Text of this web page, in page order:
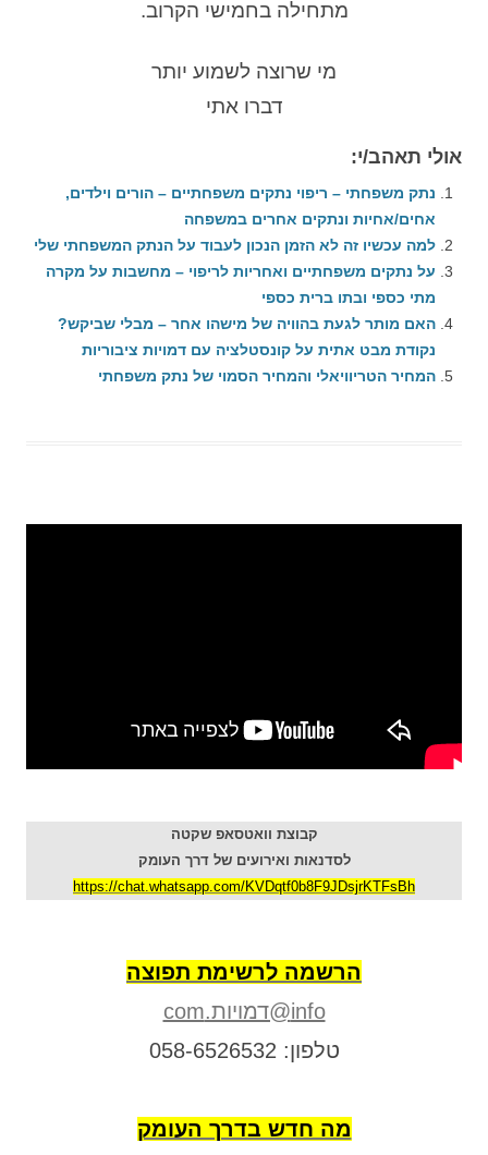
מתחילה בחמישי הקרוב.
מי שרוצה לשמוע יותר
דברו אתי
אולי תאהב/י:
נתק משפחתי – ריפוי נתקים משפחתיים – הורים וילדים,
אחים/אחיות ונתקים אחרים במשפחה
למה עכשיו זה לא הזמן הנכון לעבוד על הנתק המשפחתי שלי
על נתקים משפחתיים ואחריות לריפוי – מחשבות על מקרה
מתי כספי ובתו ברית כספי
האם מותר לגעת בהוויה של מישהו אחר – מבלי שביקש?
נקודת מבט אתית על קונסטלציה עם דמויות ציבוריות
המחיר הטריוויאלי והמחיר הסמוי של נתק משפחתי
קבוצת וואטסאפ שקטה
לסדנאות ואירועים של דרך העומק
https://chat.whatsapp.com/KVDqtf0b8F9JDsjrKTFsBh
הרשמה לרשימת תפוצה
info@דמויות.com
טלפון: 058-6526532
מה חדש בדרך העומק